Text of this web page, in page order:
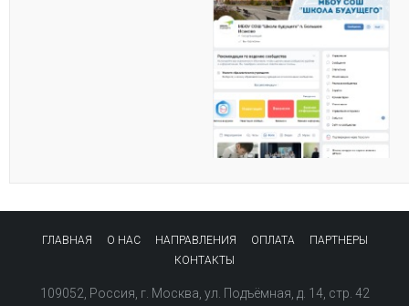
ГЛАВНАЯ О НАС НАПРАВЛЕНИЯ ОПЛАТА
ПАРТНЕРЫ
КОНТАКТЫ
109052 Россия г. Москва ул. Подъёмная, д. 14, стр. 42